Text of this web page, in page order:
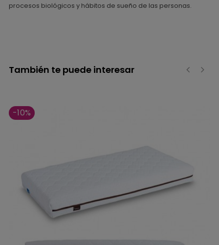
procesos biológicos y hábitos de sueño de las personas.
También te puede interesar
-10%